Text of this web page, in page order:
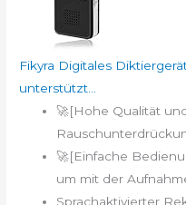
Fikyra Digitales
unterstützt...
🚀[Hohe Qualität
🚀[Einfache
um mit der
Sprachaktivierter